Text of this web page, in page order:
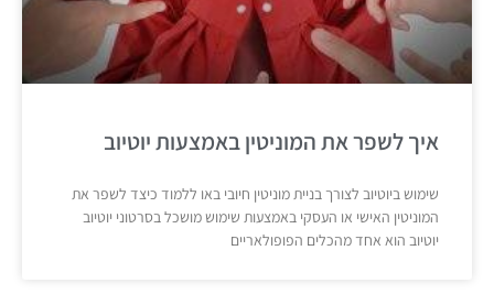
איך לשפר את המוניטין באמצעות יוטיוב
שימוש ביוטיוב לצורך בניית מוניטין חיובי באו ללמוד כיצד לשפר את
המוניטין האישי או העסקי באמצעות שימוש מושכל בסרטוני יוטיוב
יוטיוב הוא אחד מהכלים הפופולאריים